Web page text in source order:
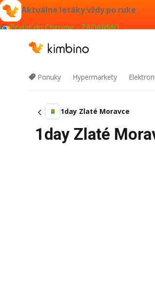
Aktuálne letáky vždy po ruke
Pridať do Chrome - ZADARMO
Ponuky Hypermarkety
1day Zlaté Moravce
1day Zlaté